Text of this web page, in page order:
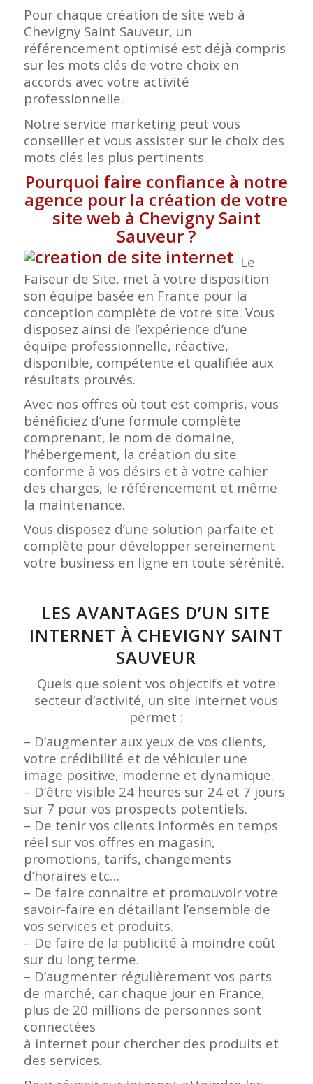
Pour chaque création de site web à
Chevigny Saint Sauveur, un
référencement optimisé est déjà compris
sur les mots clés de votre choix en
accords avec votre activité
professionnelle.
Notre service marketing peut vous
conseiller et vous assister sur le choix des
mots clés les plus pertinents.
Pourquoi faire confiance à notre
agence pour la création de votre
site web à Chevigny Saint
Sauveur?
Le
Faiseur de Site, met à votre disposition
son équipe basée en France pour la
conception complète de votre site. Vous
disposez ainsi de l’expérience d’une
équipe professionnelle, réactive,
disponible, compétente et qualifiée aux
résultats prouvés.
Avec nos offres où tout est compris, vous
bénéficiez d’une formule complète
comprenant, le nom de domaine,
l’hébergement, la création du site
conforme à vos désirs et à votre cahier
des charges, le référencement et même
la maintenance.
Vous disposez d’une solution parfaite et
complète pour développer sereinement
votre business en ligne en toute sérénité.
LES AVANTAGES D’UN SITE
INTERNET À CHEVIGNY SAINT
SAUVEUR
Quels que soient vos objectifs et votre
secteur d’activité, un site internet vous
permet :
– D’augmenter aux yeux de vos clients,
votre crédibilité et de véhiculer une
image positive, moderne et dynamique.
– D’être visible 24 heures sur 24 et 7 jours
sur 7 pour vos prospects potentiels.
– De tenir vos clients informés en temps
réel sur vos offres en magasin,
promotions, tarifs, changements
d’horaires etc…
– De faire connaitre et promouvoir votre
savoir-faire en détaillant l’ensemble de
vos services et produits.
– De faire de la publicité à moindre coût
sur du long terme.
– D’augmenter régulièrement vos parts
de marché, car chaque jour en France,
plus de 20 millions de personnes sont
connectées
à internet pour chercher des produits et
des services.